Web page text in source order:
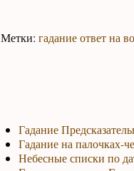
Метки: гадание ответ на
Гадание
Гадание на палочках-
Небесные списки по